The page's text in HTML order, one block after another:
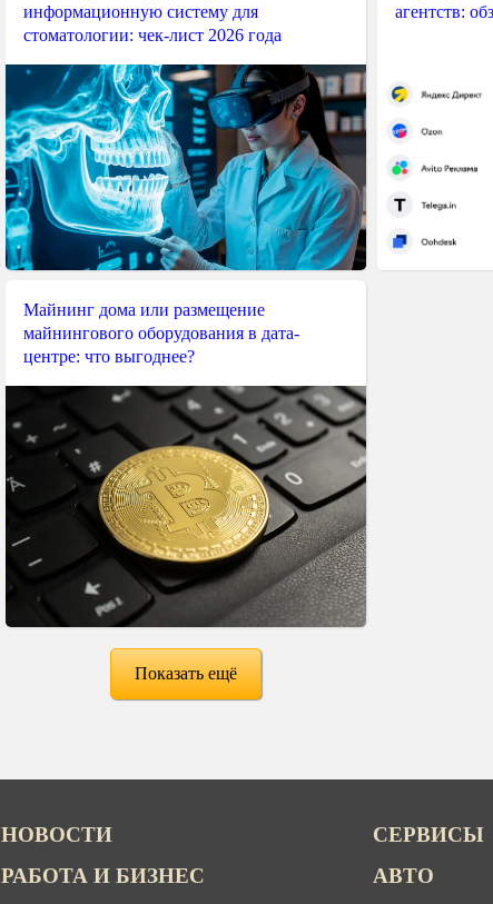
информационную систему для
стоматологии: чек-лист 2026 года
агентств:
Майнинг дома или размещение
майнингового оборудования в дата-
центре: что выгоднее?
Показать ещё
НОВОСТИ
РАБОТА И БИЗНЕС
СЕРВИСЫ
АВТО